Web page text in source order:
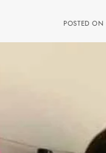
POSTED ON